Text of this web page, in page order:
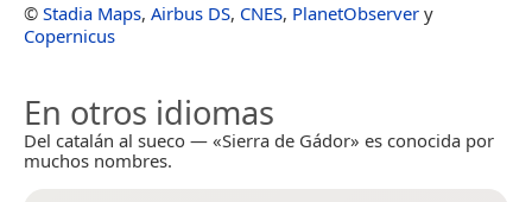
© Stadia Maps, Airbus DS, CNES, PlanetObserver y
Copernicus
En otros idiomas
Del catalán al sueco — «Sierra de Gádor» es conocida por
muchos nombres.